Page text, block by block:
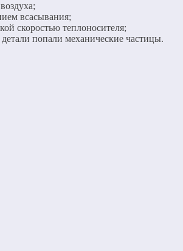
всасывания;
скоростью теплоносителя;
попали механические частицы.